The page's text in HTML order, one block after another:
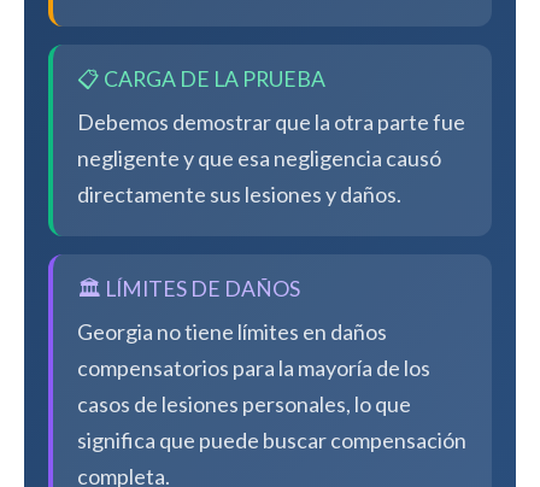
📋 CARGA DE LA PRUEBA
Debemos demostrar que la otra parte fue
negligente y que esa negligencia causó
directamente sus lesiones y daños.
🏛️ LÍMITES DE DAÑOS
Georgia no tiene límites en daños
compensatorios para la mayoría de los
casos de lesiones personales, lo que
significa que puede buscar compensación
completa.